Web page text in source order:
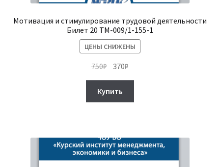
Мотивация и стимулирование трудовой деятельности
Билет 20 ТМ-009/1-155-1
ЦЕНЫ СНИЖЕНЫ
750₽ Первоначальная
цена
составляла
750₽.
370₽
цена:
Купить